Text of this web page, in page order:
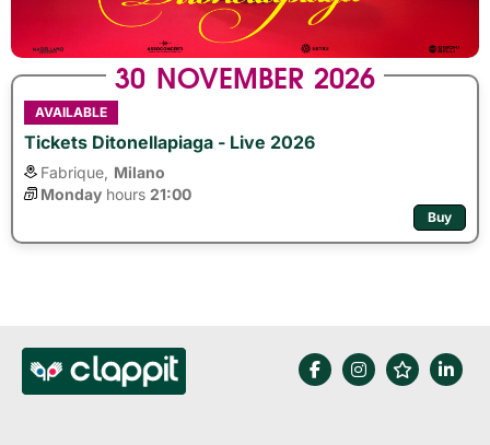
30 NOVEMBER 2026
AVAILABLE
Tickets Ditonellapiaga - Live 2026
Fabrique, Milano
Monday hours 21:00
Buy